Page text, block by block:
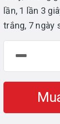
lần, 1 lần 3
trắng, 7 ngày